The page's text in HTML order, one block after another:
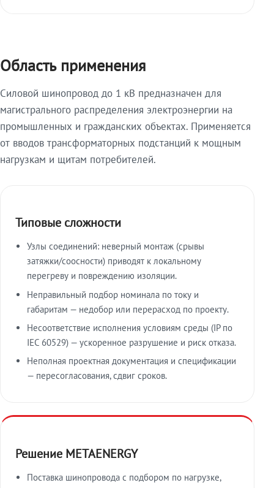
Область применения
Силовой шинопровод до 1 кВ предназначен для
магистрального распределения электроэнергии на
промышленных и гражданских объектах. Применяется
от вводов трансформаторных подстанций к мощным
нагрузкам и щитам потребителей.
Типовые сложности
Узлы соединений: неверный монтаж (срывы
затяжки/соосности) приводят к локальному
перегреву и повреждению изоляции.
Неправильный подбор номинала по току и
габаритам — недобор или перерасход по проекту.
Несоответствие исполнения условиям среды (IP по
IEC 60529) — ускоренное разрушение и риск отказа.
Неполная проектная документация и спецификации
— пересогласования, сдвиг сроков.
Решение METAENERGY
Поставка шинопровода с подбором по нагрузке,